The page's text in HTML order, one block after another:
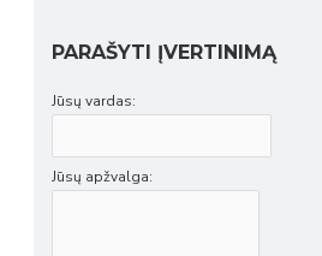
PARAŠYTI ĮVERTINIMĄ
Jūsų vardas:
Jūsų apžvalga: